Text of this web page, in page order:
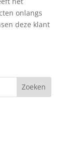
onlangs
deze klant